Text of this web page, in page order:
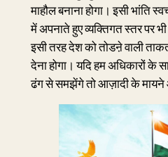
माहौल बनाना होगा। इसी भांति
में अपनाते हुए व्यक्तिगत स्तर पर
इसी तरह देश को तोडऩे वाली
देना होगा। यदि हम अधिकारों के
ढंग से समझेंगे तो आज़ादी के मायने